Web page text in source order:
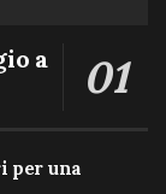
a
per una